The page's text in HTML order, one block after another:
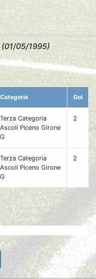
(01/05/1995)
Categoria Gol
Terza Categoria
Ascoli Piceno Girone
G
2
Terza Categoria
Ascoli Piceno Girone
G
2